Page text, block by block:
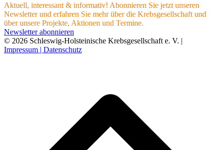
Aktuell, interessant & informativ! Abonnieren Sie jetzt unseren
Newsletter und erfahren Sie mehr über die Krebsgesellschaft und
über unsere Projekte, Aktionen und Termine.
Newsletter abonnieren
© 2026 Schleswig-Holsteinische Krebsgesellschaft e. V. |
Impressum | Datenschutz